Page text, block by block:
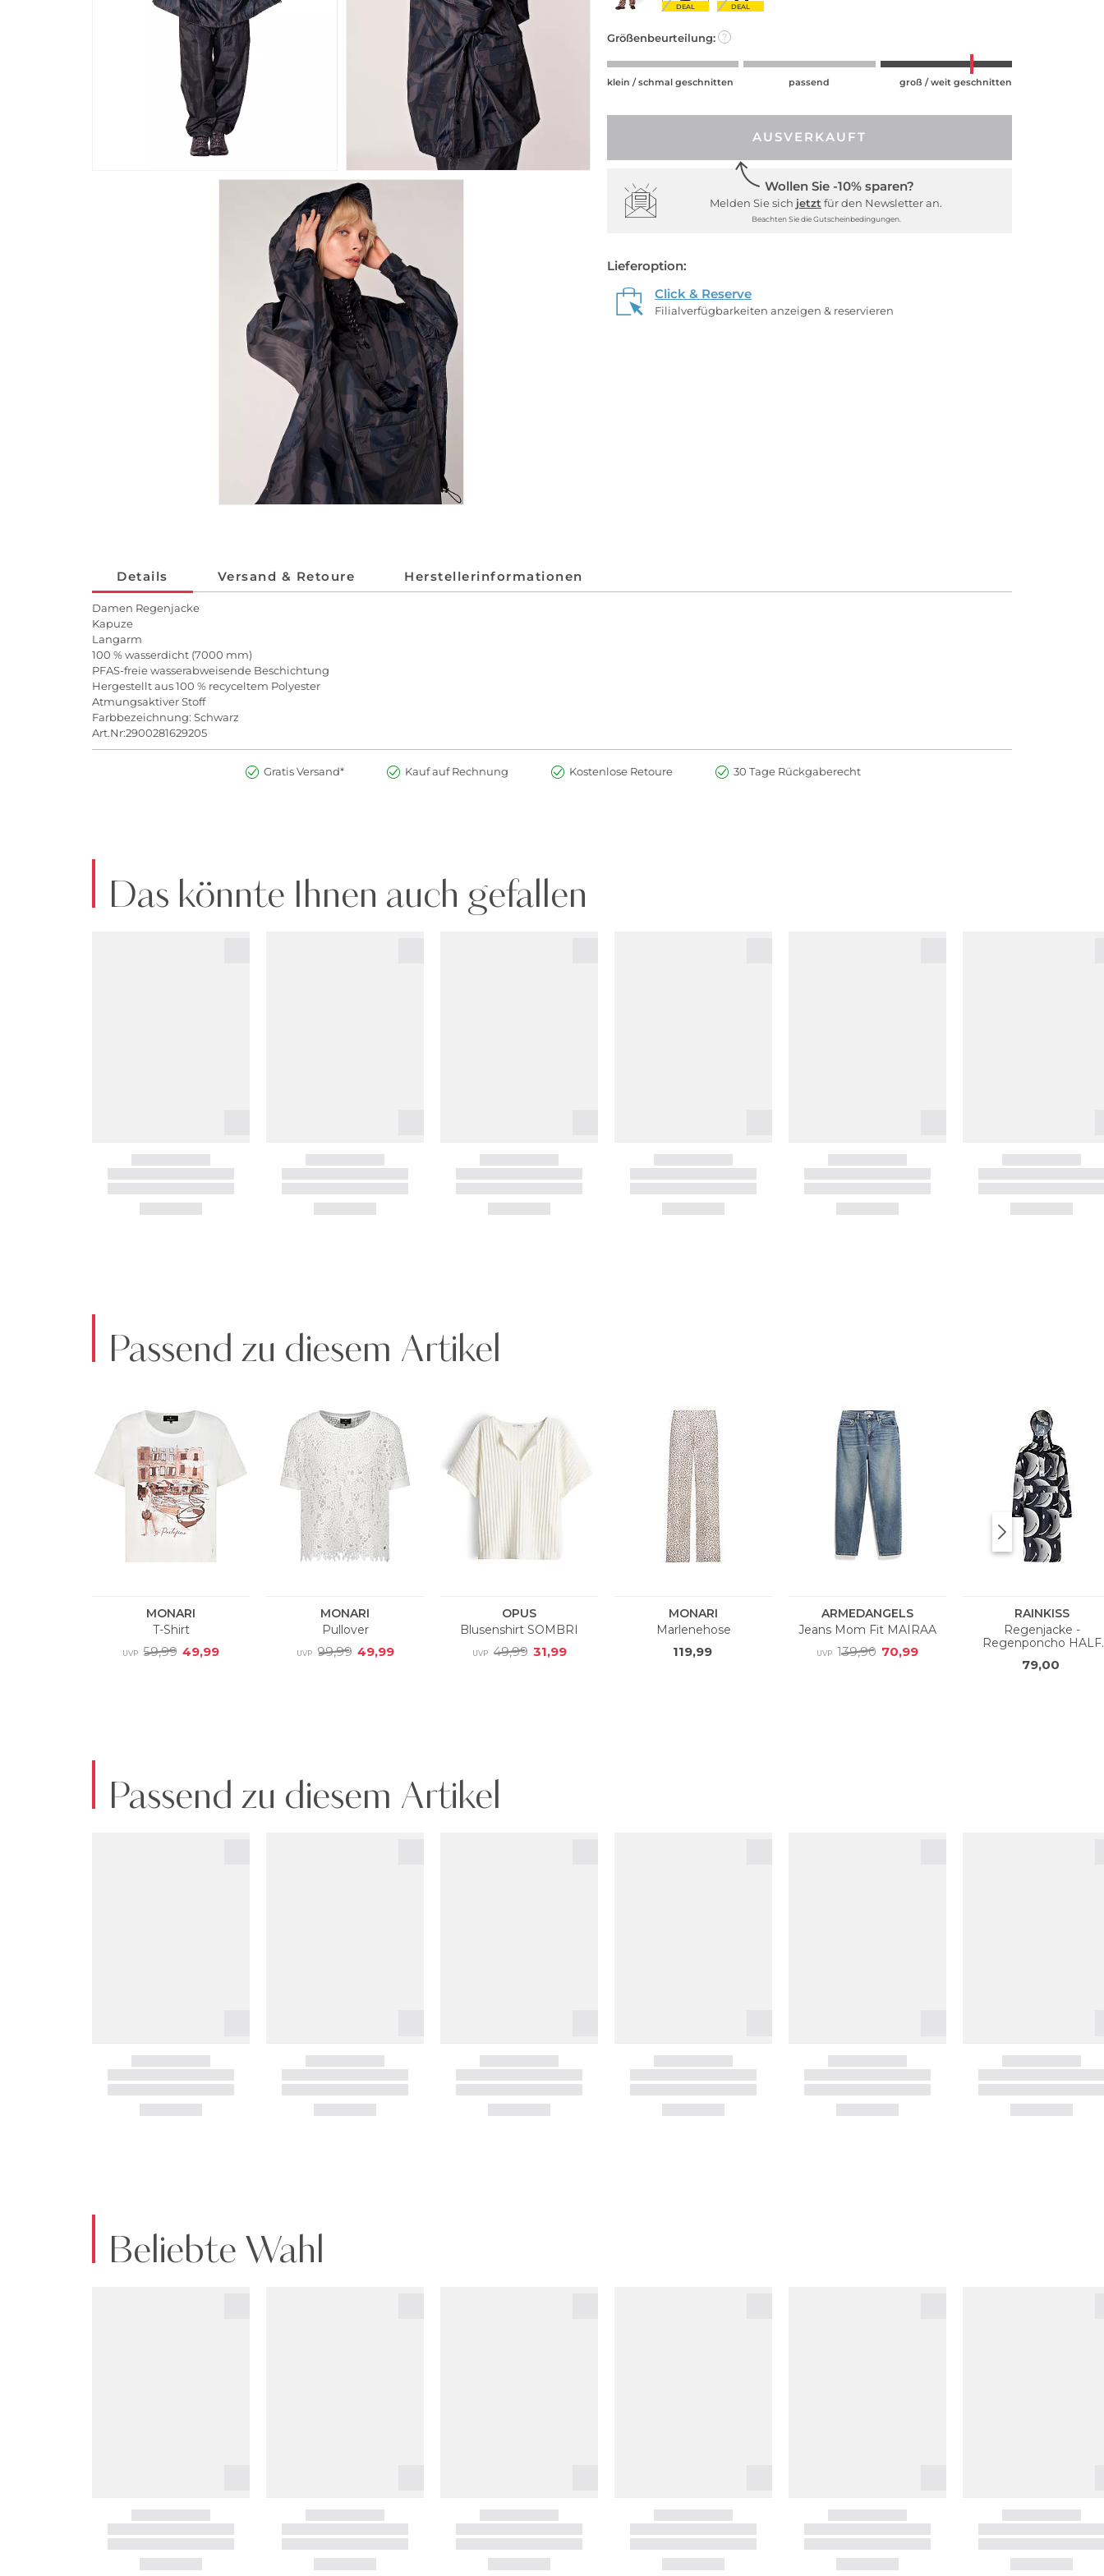
DEAL DEAL
Größenbeurteilung: ?
klein / schmal geschnitten passend groß / weit geschnitten
AUSVERKAUFT
Wollen Sie -10% sparen?
Melden Sie sich jetzt für den Newsletter an.
Beachten Sie die Gutscheinbedingungen.
Lieferoption:
Click & Reserve
Filialverfügbarkeiten anzeigen & reservieren
Details Versand & Retoure Herstellerinformationen
Damen Regenjacke
Kapuze
Langarm
100 % wasserdicht (7000 mm)
PFAS-freie wasserabweisende Beschichtung
Hergestellt aus 100 % recyceltem Polyester
Atmungsaktiver Stoff
Farbbezeichnung: Schwarz
Art.Nr:2900281629205
Gratis Versand* Kauf auf Rechnung Kostenlose Retoure 30 Tage Rückgaberecht
Das könnte Ihnen auch gefallen
Passend zu diesem Artikel
Passend zu diesem Artikel
Beliebte Wahl